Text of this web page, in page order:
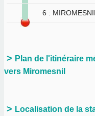
6 : MIROMESNIL
Plan de l'itinéraire
vers Miromesnil
Localisation de la